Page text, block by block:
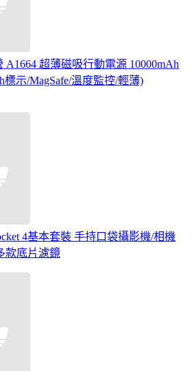
超薄磁吸行動電源 10000mAh
標示/MagSafe/溫度監控/輕薄)
4基本套裝 手持口袋攝影機/相機
款底片濾鏡